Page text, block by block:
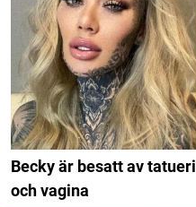
Becky är besatt av
och vagina